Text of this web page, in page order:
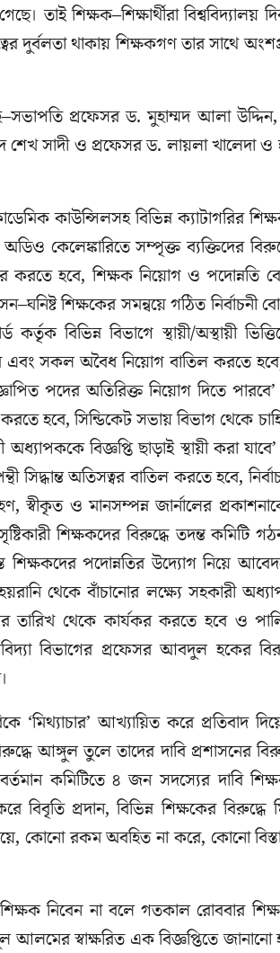
তাই শিক্ষক–শিক্ষার্থীরা বিশ্ববিদ্যালয়
দুর্বলতা থাকায় শিক্ষকগণ তার সাথে
প্রফেসর ড. মুহাম্মদ আলা উদ্দিন,
সাদী ও প্রফেসর ড. লায়লা খালেদা
কাউন্সিলসহ বিভিন্ন ক্যাটাগরির
কেলেঙ্কারিতে সম্পৃক্ত ব্যক্তিদের
হবে, শিক্ষক নিয়োগ ও পদোন্নতি
শিক্ষকের সমন্বয়ে গঠিত নির্বাচনী
বিভিন্ন বিভাগে স্থায়ী/অস্থায়ী
এবং সকল অবৈধ নিয়োগ বাতিল করতে
পদের অতিরিক্ত নিয়োগ দিতে
হবে, সিন্ডিকেট সভায় বিভাগ থেকে
বিজ্ঞপ্তি ছাড়াই স্থায়ী করা
সিদ্ধান্ত অতিসত্বর বাতিল করতে হবে,
স্বীকৃত ও মানসম্পন্ন জার্নালের
শিক্ষকদের বিরুদ্ধে তদন্ত কমিটি
পদোন্নতির উদ্যোগ নিয়ে
থেকে বাঁচানোর লক্ষ্যে সহকারী
থেকে কার্যকর করতে হবে ও
বিভাগের প্রফেসর আবদুল হকের
আখ্যায়িত করে প্রতিবাদ
আঙ্গুল তুলে তাদের দাবি প্রশাসনের
কমিটিতে ৪ জন সদস্যের দাবি
প্রদান, বিভিন্ন শিক্ষকের বিরুদ্ধে
কোনো রকম অবহিত না করে, কোনো
নিবেন না বলে গতকাল রোববার
স্বাক্ষরিত এক বিজ্ঞপ্তিতে জানানো